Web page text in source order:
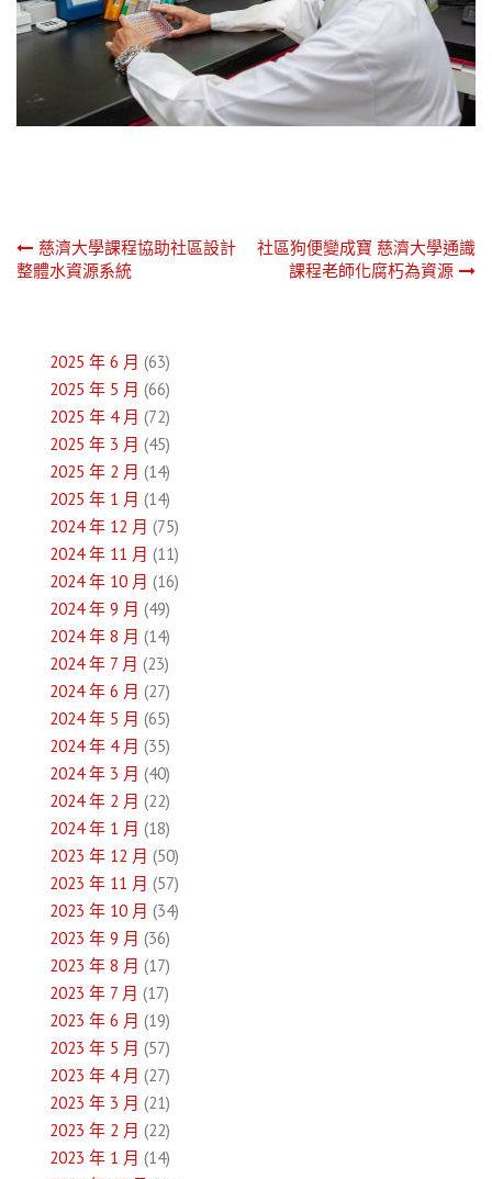
文
覽
慈濟大學課程協助社區設計
整體水資源系統
社區狗便變成寶 慈濟大學通識
課程老師化腐朽為資源
2025 年 6 月 (63)
2025 年 5 月 (66)
2025 年 4 月 (72)
2025 年 3 月 (45)
2025 年 2 月 (14)
2025 年 1 月 (14)
2024 年 12 月 (75)
2024 年 11 月 (11)
2024 年 10 月 (16)
2024 年 9 月 (49)
2024 年 8 月 (14)
2024 年 7 月 (23)
2024 年 6 月 (27)
2024 年 5 月 (65)
2024 年 4 月 (35)
2024 年 3 月 (40)
2024 年 2 月 (22)
2024 年 1 月 (18)
2023 年 12 月 (50)
2023 年 11 月 (57)
2023 年 10 月 (34)
2023 年 9 月 (36)
2023 年 8 月 (17)
2023 年 7 月 (17)
2023 年 6 月 (19)
2023 年 5 月 (57)
2023 年 4 月 (27)
2023 年 3 月 (21)
2023 年 2 月 (22)
2023 年 1 月 (14)